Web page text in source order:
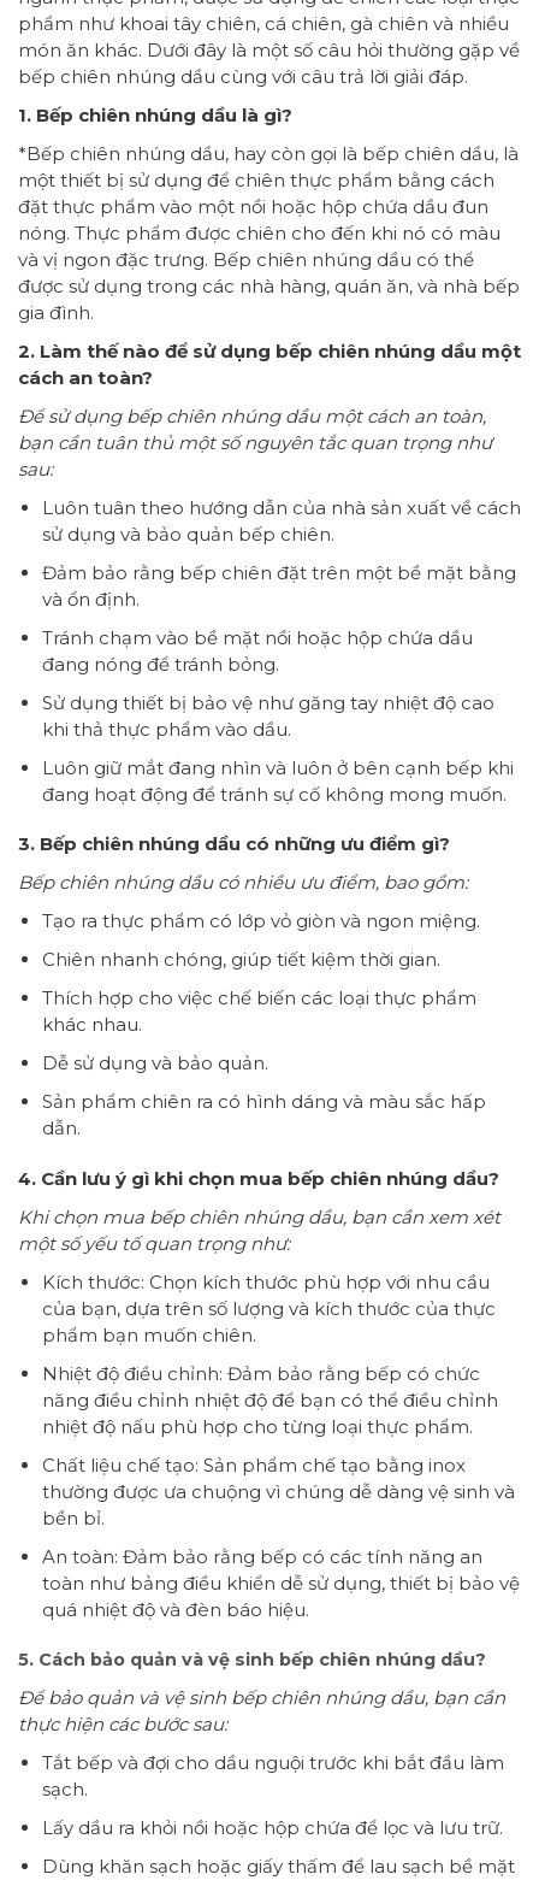
phẩm như khoai tây chiên, cá chiên, gà chiên và nhiều
món ăn khác. Dưới đây là một số câu hỏi thường gặp về
bếp chiên nhúng dầu cùng với câu trả lời giải đáp.
1. Bếp chiên nhúng dầu là gì?
*Bếp chiên nhúng dầu, hay còn gọi là bếp chiên dầu, là
một thiết bị sử dụng để chiên thực phẩm bằng cách
đặt thực phẩm vào một nồi hoặc hộp chứa dầu đun
nóng. Thực phẩm được chiên cho đến khi nó có màu
và vị ngon đặc trưng. Bếp chiên nhúng dầu có thể
được sử dụng trong các nhà hàng, quán ăn, và nhà bếp
gia đình.
2. Làm thế nào để sử dụng bếp chiên nhúng dầu một
cách an toàn?
Để sử dụng bếp chiên nhúng dầu một cách an toàn,
bạn cần tuân thủ một số nguyên tắc quan trọng như
sau:
Luôn tuân theo hướng dẫn của nhà sản xuất về cách
sử dụng và bảo quản bếp chiên.
Đảm bảo rằng bếp chiên đặt trên một bề mặt bằng
và ổn định.
Tránh chạm vào bề mặt nồi hoặc hộp chứa dầu
đang nóng để tránh bỏng.
Sử dụng thiết bị bảo vệ như găng tay nhiệt độ cao
khi thả thực phẩm vào dầu.
Luôn giữ mắt đang nhìn và luôn ở bên cạnh bếp khi
đang hoạt động để tránh sự cố không mong muốn.
3. Bếp chiên nhúng dầu có những ưu điểm gì?
Bếp chiên nhúng dầu có nhiều ưu điểm, bao gồm:
Tạo ra thực phẩm có lớp vỏ giòn và ngon miệng.
Chiên nhanh chóng, giúp tiết kiệm thời gian.
Thích hợp cho việc chế biến các loại thực phẩm
khác nhau.
Dễ sử dụng và bảo quản.
Sản phẩm chiên ra có hình dáng và màu sắc hấp
dẫn.
4. Cần lưu ý gì khi chọn mua bếp chiên nhúng dầu?
Khi chọn mua bếp chiên nhúng dầu, bạn cần xem xét
một số yếu tố quan trọng như:
Kích thước: Chọn kích thước phù hợp với nhu cầu
của bạn, dựa trên số lượng và kích thước của thực
phẩm bạn muốn chiên.
Nhiệt độ điều chỉnh: Đảm bảo rằng bếp có chức
năng điều chỉnh nhiệt độ để bạn có thể điều chỉnh
nhiệt độ nấu phù hợp cho từng loại thực phẩm.
Chất liệu chế tạo: Sản phẩm chế tạo bằng inox
thường được ưa chuộng vì chúng dễ dàng vệ sinh và
bền bỉ.
An toàn: Đảm bảo rằng bếp có các tính năng an
toàn như bảng điều khiển dễ sử dụng, thiết bị bảo vệ
quá nhiệt độ và đèn báo hiệu.
5. Cách bảo quản và vệ sinh bếp chiên nhúng dầu?
Để bảo quản và vệ sinh bếp chiên nhúng dầu, bạn cần
thực hiện các bước sau:
Tắt bếp và đợi cho dầu nguội trước khi bắt đầu làm
sạch.
Lấy dầu ra khỏi nồi hoặc hộp chứa để lọc và lưu trữ.
Dùng khăn sạch hoặc giấy thấm để lau sạch bề mặt